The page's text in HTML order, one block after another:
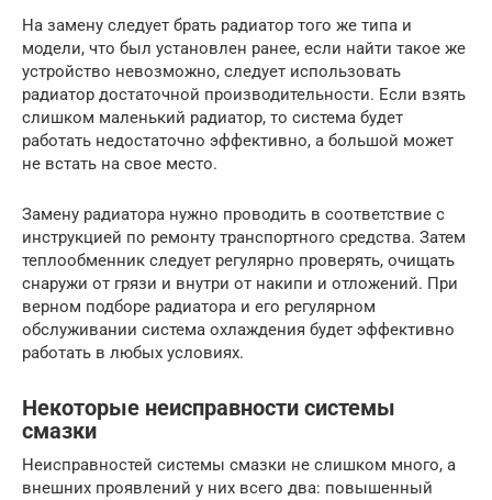
На замену следует брать радиатор того же типа и
модели, что был установлен ранее, если найти такое же
устройство невозможно, следует использовать
радиатор достаточной производительности. Если взять
слишком маленький радиатор, то система будет
работать недостаточно эффективно, а большой может
не встать на свое место.
Замену радиатора нужно проводить в соответствие с
инструкцией по ремонту транспортного средства. Затем
теплообменник следует регулярно проверять, очищать
снаружи от грязи и внутри от накипи и отложений. При
верном подборе радиатора и его регулярном
обслуживании система охлаждения будет эффективно
работать в любых условиях.
Некоторые неисправности системы
смазки
Неисправностей системы смазки не слишком много, а
внешних проявлений у них всего два: повышенный